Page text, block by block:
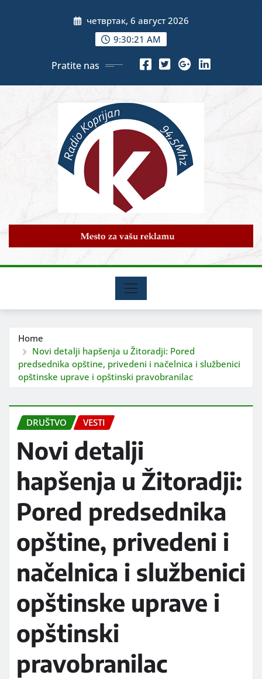
четвртак, 6 август 2026
9:30:23 AM
Pratite nas
Home
Novi detalji hapšenja u Žitoradji: Pored
predsednika opštine, privedeni i načelnica i službenici
opštinske uprave i opštinski pravobranilac
DRUŠTVO VESTI
Novi detalji
hapšenja u Žitoradji:
Pored predsednika
opštine, privedeni i
načelnica i službenici
opštinske uprave i
opštinski
pravobranilac